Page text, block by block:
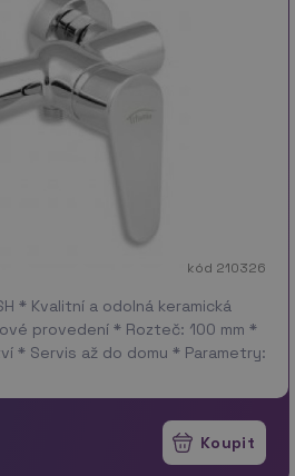
kód 210326
* Kvalitní a odolná keramická
provedení * Rozteč: 100 mm *
* Servis až do domu * Parametry: